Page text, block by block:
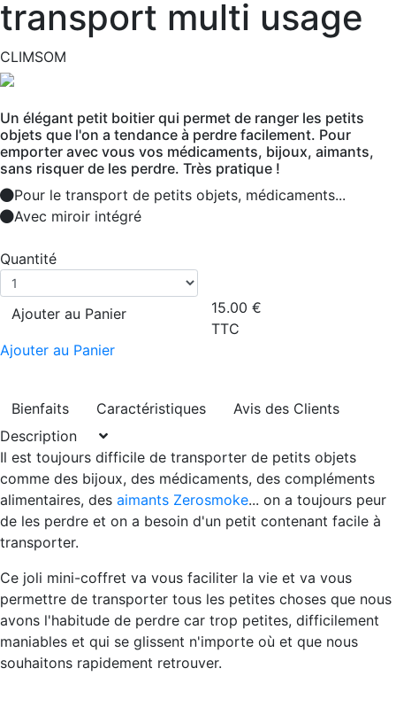
transport multi usage
CLIMSOM
Un élégant petit boitier qui permet de ranger les petits
objets que l'on a tendance à perdre facilement. Pour
emporter avec vous vos médicaments, bijoux, aimants,
sans risquer de les perdre. Très pratique !
Pour le transport de petits objets, médicaments...
Avec miroir intégré
Quantité
Ajouter au Panier
Ajouter au Panier
15.00 €
TTC
Bienfaits Caractéristiques
Avis des Clients
Description
Il est toujours difficile de transporter de petits objets
comme des bijoux, des médicaments, des compléments
alimentaires, des aimants Zerosmoke... on a toujours peur
de les perdre et on a besoin d'un petit contenant facile à
transporter.
Ce joli mini-coffret va vous faciliter la vie et va vous
permettre de transporter tous les petites choses que nous
avons l'habitude de perdre car trop petites, difficilement
maniables et qui se glissent n'importe où et que nous
souhaitons rapidement retrouver.